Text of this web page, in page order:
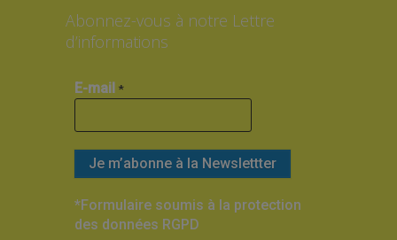
Abonnez-vous à notre Lettre
d’informations
E-mail *
*Formulaire soumis à la protection
des données RGPD